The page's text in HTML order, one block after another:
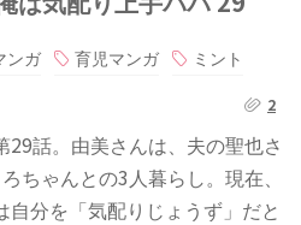
ンガ 育児マンガ
ミント
2
29話。由美さんは、夫の聖也さ
ちゃんとの3人暮らし。現在、
分を「気配りじょうず」だと